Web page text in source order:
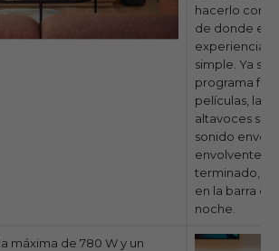
hacerlo con
de donde
experiencia
simple. Ya
programa
películas, las
altavoces
sonido
envolvente
terminado,
en la barra
noche.
máxima de 780 W y un